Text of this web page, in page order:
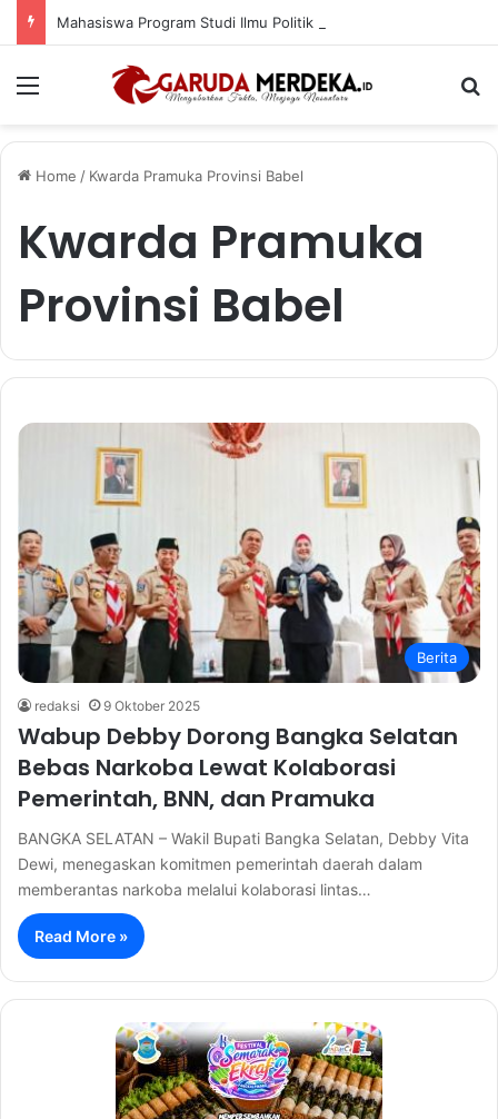
Menu
Home / Kwarda Pramuka Provinsi Babel
Kwarda Pramuka
Provinsi Babel
Berita
redaksi 9 Oktober 2025
Wabup Debby Dorong Bangka Selatan
Bebas Narkoba Lewat Kolaborasi
Pemerintah, BNN, dan Pramuka
BANGKA SELATAN – Wakil Bupati Bangka Selatan, Debby Vita
Dewi, menegaskan komitmen pemerintah daerah dalam
memberantas narkoba melalui kolaborasi lintas…
Read More »